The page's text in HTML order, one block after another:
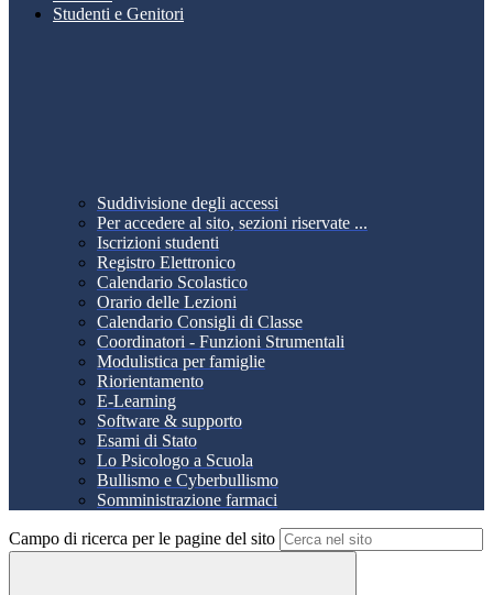
Studenti e Genitori
Suddivisione degli accessi
Per accedere al sito, sezioni riservate ...
Iscrizioni studenti
Registro Elettronico
Calendario Scolastico
Orario delle Lezioni
Calendario Consigli di Classe
Coordinatori - Funzioni Strumentali
Modulistica per famiglie
Riorientamento
E-Learning
Software & supporto
Esami di Stato
Lo Psicologo a Scuola
Bullismo e Cyberbullismo
Somministrazione farmaci
Campo di ricerca per le pagine del sito